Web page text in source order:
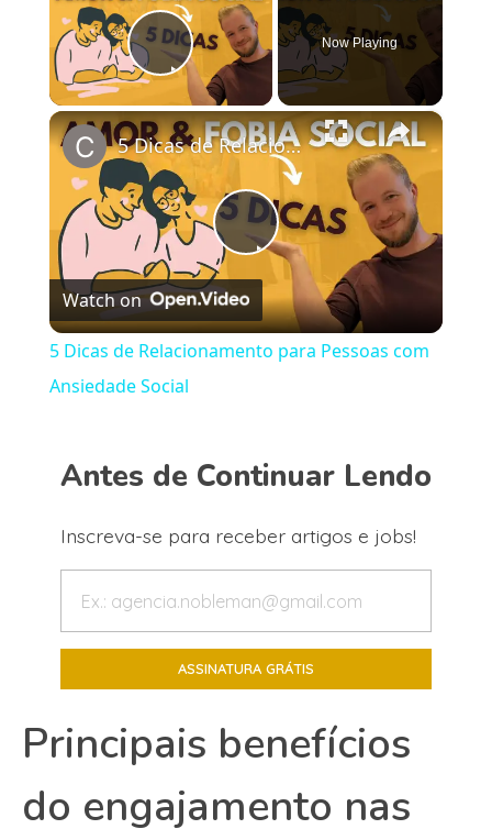
Play Video
Now Playing
×
Play
Video
5 Dicas de Relacionamento para Pessoas com Ansiedade Social
Watch on
5 Dicas de Relacionamento para Pessoas com
Ansiedade Social
Antes de Continuar Lendo
Inscreva-se para receber artigos e jobs!
Principais benefícios
do engajamento nas